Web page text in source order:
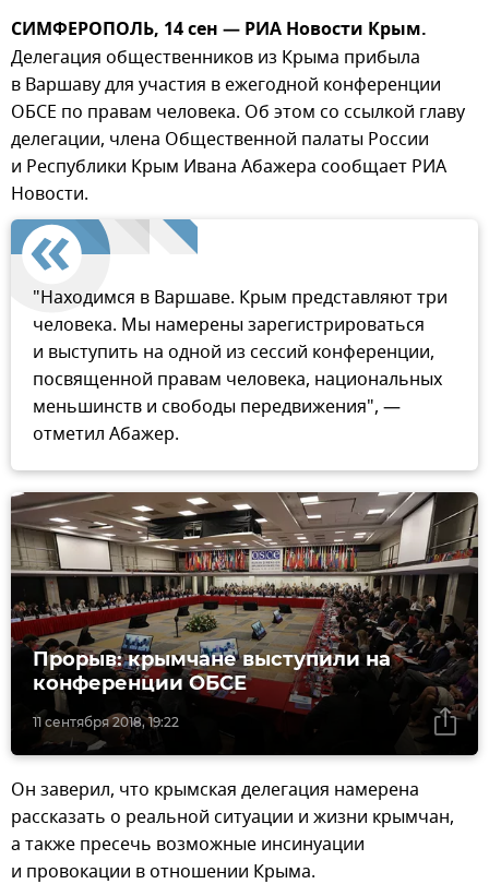
СИМФЕРОПОЛЬ, 14 сен — РИА Новости Крым.
Делегация общественников из Крыма прибыла
в Варшаву для участия в ежегодной конференции
ОБСЕ по правам человека. Об этом со ссылкой главу
делегации, члена Общественной палаты России
и Республики Крым Ивана Абажера сообщает РИА
Новости.
"Находимся в Варшаве. Крым представляют три
человека. Мы намерены зарегистрироваться
и выступить на одной из сессий конференции,
посвященной правам человека, национальных
меньшинств и свободы передвижения", —
отметил Абажер.
11 сентября 2018, 19:22
Прорыв: крымчане выступили на
конференции ОБСЕ
Он заверил, что крымская делегация намерена
рассказать о реальной ситуации и жизни крымчан,
а также пресечь возможные инсинуации
и провокации в отношении Крыма.